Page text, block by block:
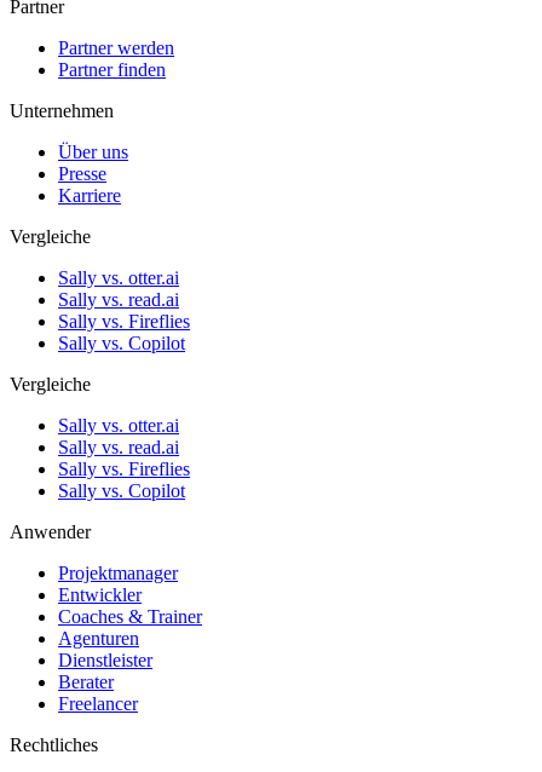
Partner
Partner werden
Partner finden
Unternehmen
Über uns
Presse
Karriere
Vergleiche
Sally vs. otter.ai
Sally vs. read.ai
Sally vs. Fireflies
Sally vs. Copilot
Vergleiche
Sally vs. otter.ai
Sally vs. read.ai
Sally vs. Fireflies
Sally vs. Copilot
Anwender
Projektmanager
Entwickler
Coaches & Trainer
Agenturen
Dienstleister
Berater
Freelancer
Rechtliches